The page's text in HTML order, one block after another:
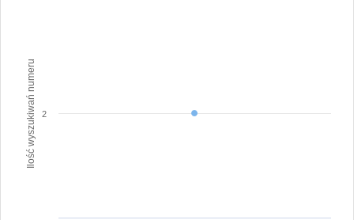
Ilość wyszukiwań numeru 2